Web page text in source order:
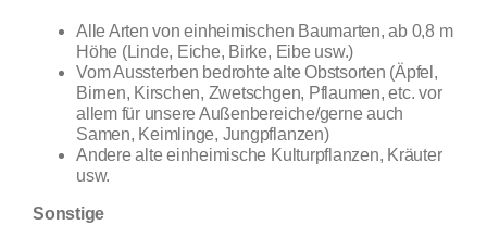
Alle Arten von einheimischen Baumarten, ab 0,8 m
Höhe (Linde, Eiche, Birke, Eibe usw.)
Vom Aussterben bedrohte alte Obstsorten (Äpfel,
Birnen, Kirschen, Zwetschgen, Pflaumen, etc. vor
allem für unsere Außenbereiche/gerne auch
Samen, Keimlinge, Jungpflanzen)
Andere alte einheimische Kulturpflanzen, Kräuter
usw.
Sonstige